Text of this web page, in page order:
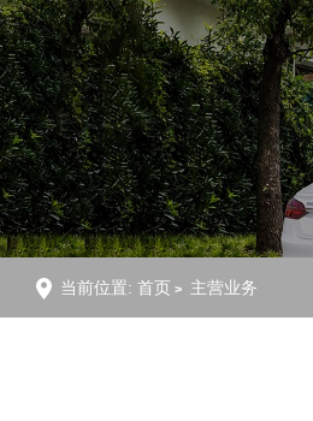
当前位置: 首页 主营业务